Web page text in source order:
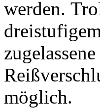
werden.
möglich.